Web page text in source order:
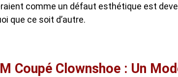
comme un défaut esthétique est
que ce soit d’autre.
Coupé Clownshoe : Un